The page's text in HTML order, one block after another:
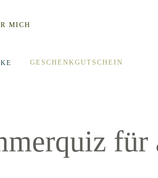
MICH
GESCHENKGUTSCHEIN